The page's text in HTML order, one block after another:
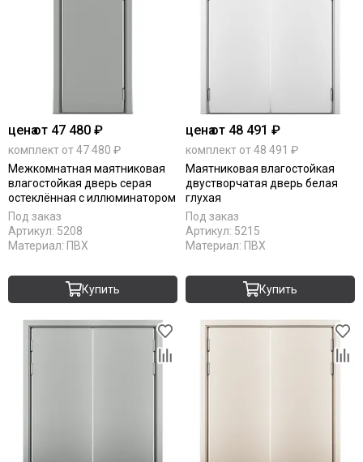
ценаот 47 480 ₽
комплект от 47 480 ₽
Межкомнатная маятниковая
влагостойкая дверь серая
остеклённая с иллюминатором
Под заказ
Артикул: 5208
Материал: ПВХ
Купить
ценаот 48 491 ₽
комплект от 48 491 ₽
Маятниковая влагостойкая
двустворчатая дверь белая
глухая
Под заказ
Артикул: 5215
Материал: ПВХ
Купить